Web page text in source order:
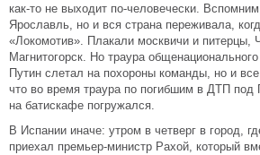
как-то не выходит по-человечески.
Ярославль, но и вся страна переживала,
«Локомотив». Плакали москвичи и питерцы,
Магнитогорск. Но траура
Путин слетал на похороны команды, но и
что во время траура по погибшим в ДТП под
на батискафе погружался.
В Испании иначе: утром в четверг в город,
приехал премьер-министр Рахой, который